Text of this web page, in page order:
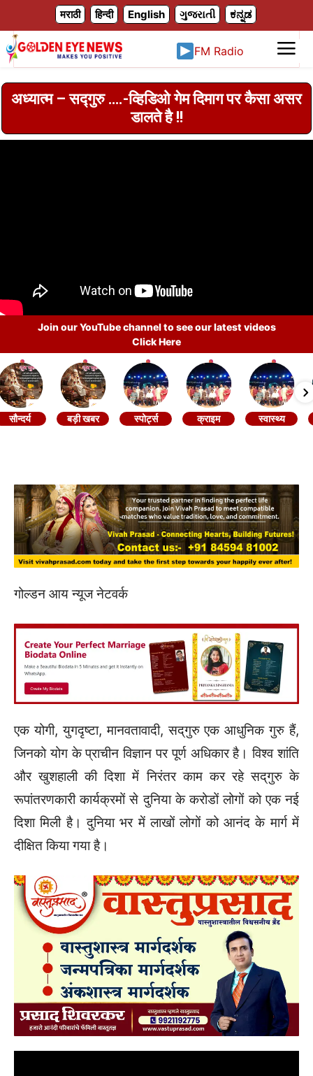
मराठी हिन्दी English ગુજરાતી ಕನ್ನಡ
FM Radio
अध्यात्म – सद्गुरु ….-व्हिडिओ गेम दिमाग पर कैसा असर
डालते है !!
Join our YouTube channel to see our latest videos
Click Here
सौन्दर्य बड़ी खबर स्पोर्ट्स क्राइम स्वास्थ्य
गोल्डन आय न्यूज नेटवर्क
एक योगी, युगदृष्टा, मानवतावादी, सद्‌गुरु एक आधुनिक गुरु हैं,
जिनको योग के प्राचीन विज्ञान पर पूर्ण अधिकार है। विश्व शांति
और खुशहाली की दिशा में निरंतर काम कर रहे सद्‌गुरु के
रूपांतरणकारी कार्यक्रमों से दुनिया के करोडों लोगों को एक नई
दिशा मिली है। दुनिया भर में लाखों लोगों को आनंद के मार्ग में
दीक्षित किया गया है।